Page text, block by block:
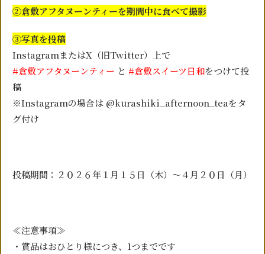
②倉敷アフタヌーンティーを期間中に食べて撮影
③写真を投稿
InstagramまたはX（旧Twitter）上で
#倉敷アフタヌーンティー と #倉敷スイーツ日和をつけて投
稿
※Instagramの場合は @kurashiki_afternoon_teaをタ
グ付け
投稿期間：２０２６年１月１５日（木）～４月２０日（月）
≪注意事項≫
・賞品はおひとり様につき、1つまでです